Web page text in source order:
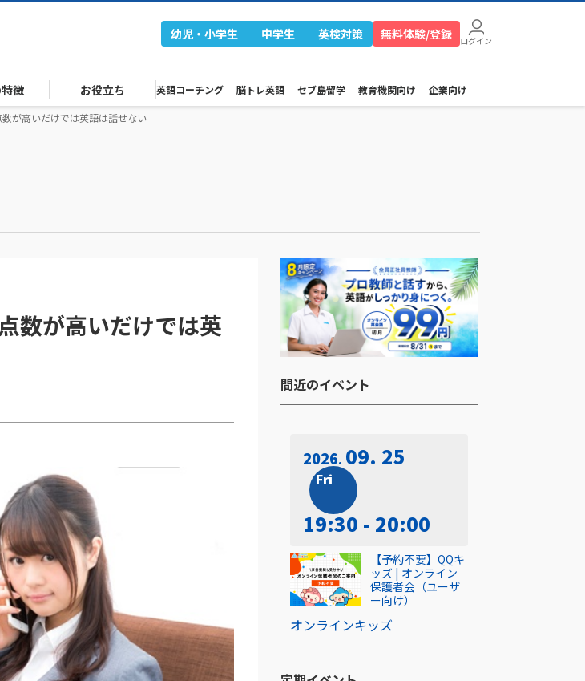
幼児・小学生 中学生 英検対策 無料体験/登録 ログイン
徴 お役立ち 英語コーチング 脳トレ英語 セブ島留学 教育機関向け 企業向け
が高いだけでは英語は話せない
数が高いだけでは英
間近のイベント​
2026 09. 25
Fri
19:30 - 20:00
オンラインキッズ
【予約不要】QQキ
ッズ | オンライン
保護者会（ユーザ
ー向け）